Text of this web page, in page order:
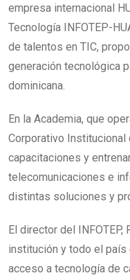
empresa internacional
Tecnología INFOTEP-
de talentos en TIC,
generación tecnológica
dominicana.
En la Academia, que
Corporativo Institucional
capacitaciones y
telecomunicaciones e
distintas soluciones y
El director del INFOTEP,
institución y todo el país
acceso a tecnología de